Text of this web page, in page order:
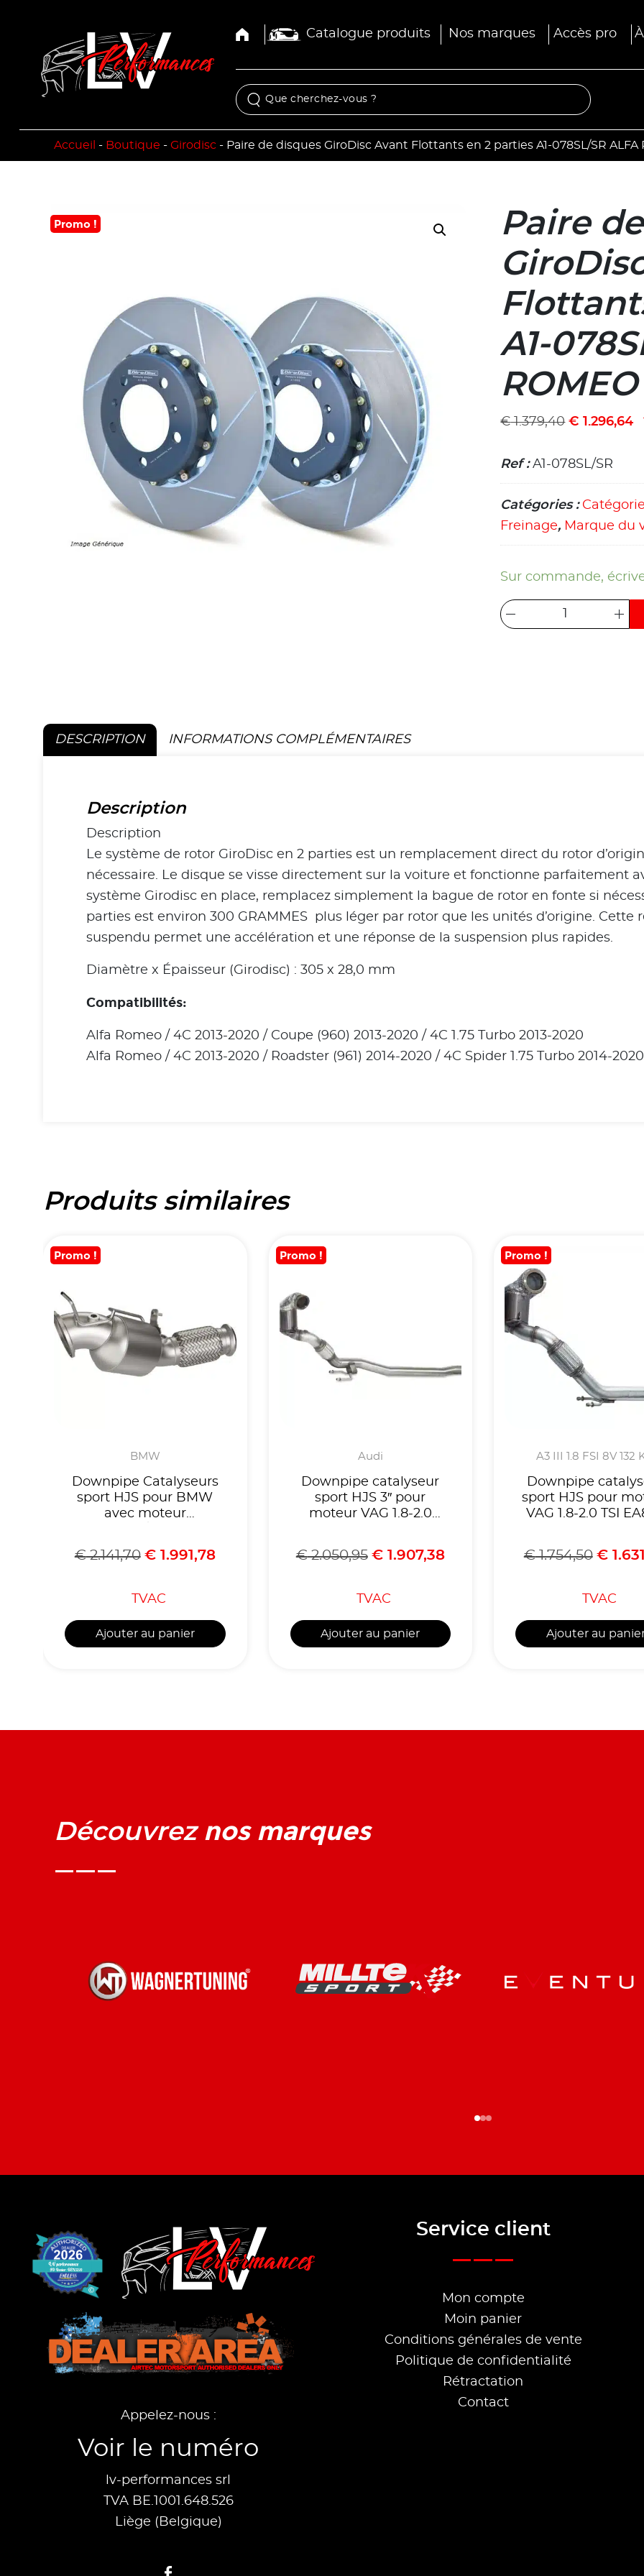
Catalogue produits Nos marques Accès pro
Accueil - Boutique - Girodisc - Paire de disques GiroDisc Avant Flottants en 2 parties A1-078SL/SR ALFA
Promo !
Paire
A1-
ROMEO
€1.379,40 € 1.296,64
Ref :A1-078SL/SR
Catégories : Catégorie
Freinage, Marque du
Sur commande,
DESCRIPTION INFORMATIONS COMPLÉMENTAIRES
Description
Description
Le système de rotor GiroDisc en 2 parties est un remplacement direct du rotor
nécessaire. Le disque se visse directement sur la voiture et fonctionne parfaitement
système Girodisc en place, remplacez simplement la bague de rotor en fonte si
parties est environ 300 GRAMMES plus léger par rotor que les unités d’origine.
suspendu permet une accélération et une réponse de la suspension plus rapides.
Diamètre x Épaisseur (Girodisc) : 305 x 28,0 mm
Compatibilités:
Alfa Romeo / 4C 2013-2020 / Coupe (960) 2013-2020 / 4C 1.75 Turbo 2013-2020
Alfa Romeo / 4C 2013-2020 / Roadster (961) 2014-2020 / 4C Spider 1.75 Turbo 2014-2020
Produits similaires
Promo !
BMW
Downpipe Catalyseurs
sport HJS pour BMW
avec moteur
(voir liste
CE, référence 90822070
€2.141,70 €1.991,78
TVAC
Ajouter au panier
Promo !
Audi
Downpipe catalyseur
sport HJS 3″ pour
moteur VAG 1.8-2.0
Skoda Octavia ,Seat
CE, référence 90951135
€2.050,95 €1.907,38
TVAC
Ajouter au panier
Promo !
A3 III 1.8 FSI 8V 132
Downpipe
sport HJS pour
VAG 1.8-2.0 TSI
€1.754,50 €
TVAC
Ajouter au
Découvrez nos marques
Service client
Mon compte
Moin panier
Conditions générales de vente
Politique de confidentialité
Rétractation
Contact
Appelez-nous :
Voir le numéro
lv-performances srl
TVA BE.1001.648.526
Liège (Belgique)